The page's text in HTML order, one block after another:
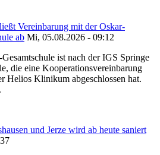
Vereinbarung mit der Oskar-
ab Mi, 05.08.2026 - 09:12
ist nach der IGS Springe
die eine Kooperationsvereinbarung
Helios Klinikum abgeschlossen hat.
und Jerze wird ab heute saniert